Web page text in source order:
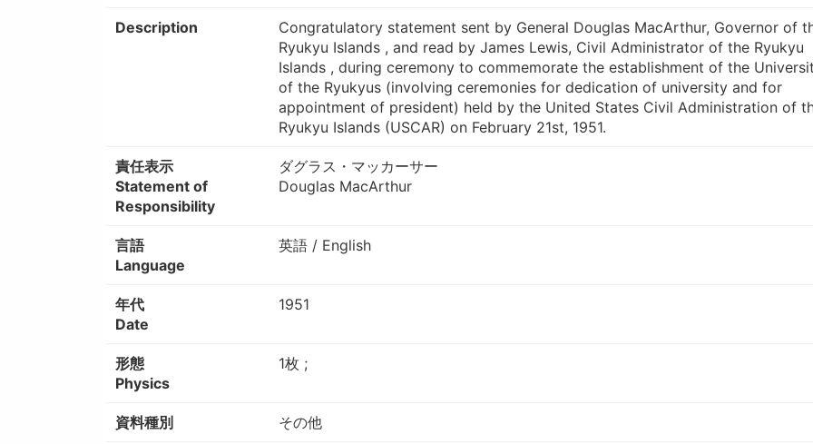
Description
Congratulatory statement sent by General Douglas MacArthur, Governor of
Ryukyu Islands , and read by James Lewis, Civil Administrator of the Ryukyu
Islands , during ceremony to commemorate the establishment of the
of the Ryukyus (involving ceremonies for dedication of university and for
appointment of president) held by the United States Civil Administration of
Ryukyu Islands (USCAR) on February 21st, 1951.
責任表示
Statement of
Responsibility
ダグラス・マッカーサー
Douglas MacArthur
言語
Language
英語 / English
年代
Date
1951
形態
Physics
1枚 ;
資料種別 その他